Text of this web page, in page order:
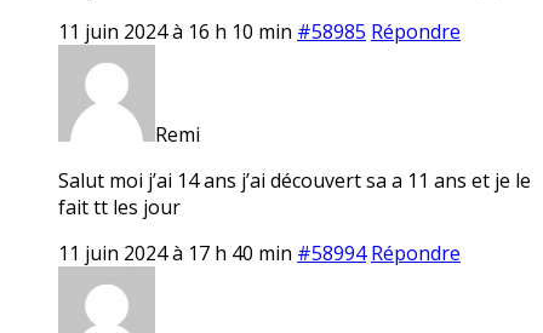
11 juin 2024 à 16 h 10 min #58985 Répondre
Remi
Salut moi j’ai 14 ans j’ai découvert sa a 11 ans et je le
fait tt les jour
11 juin 2024 à 17 h 40 min #58994 Répondre